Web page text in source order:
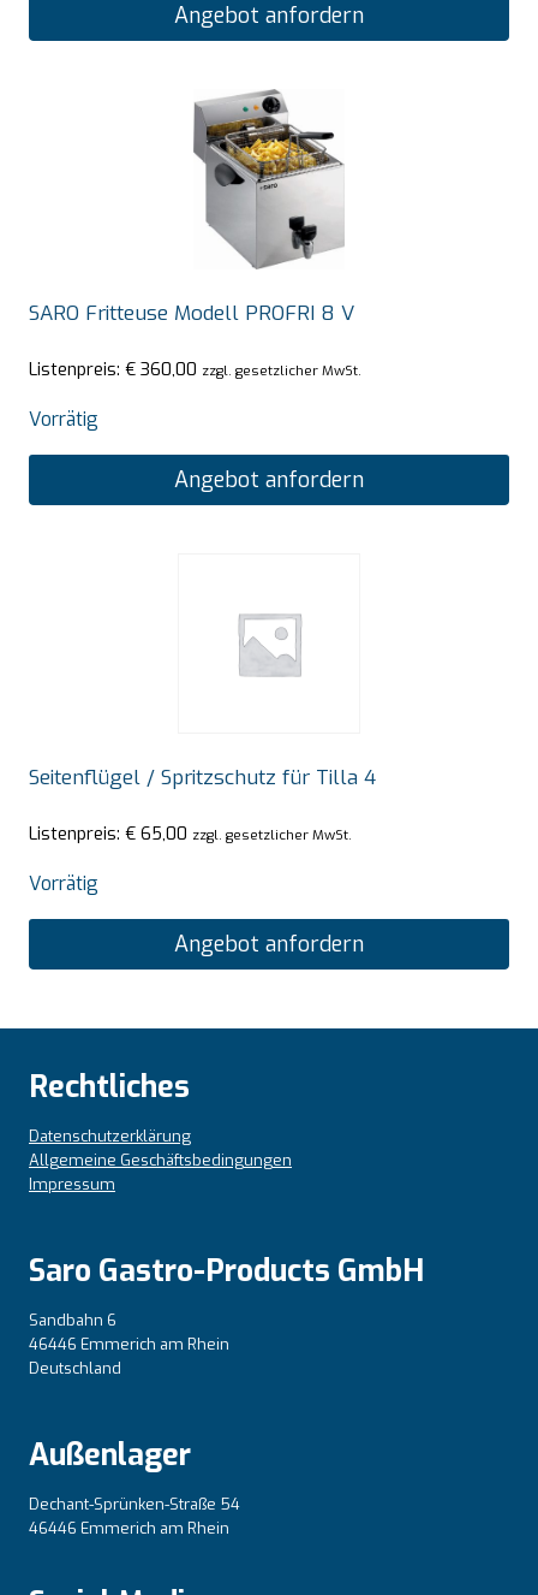
Angebot anfordern
SARO Fritteuse Modell PROFRI 8 V
Listenpreis: € 360,00 zzgl. gesetzlicher MwSt.
Vorrätig
Angebot anfordern
Seitenflügel / Spritzschutz für Tilla 4
Listenpreis: € 65,00 zzgl. gesetzlicher MwSt.
Vorrätig
Angebot anfordern
Rechtliches
Datenschutzerklärung
Allgemeine Geschäftsbedingungen
Impressum
Saro Gastro-Products GmbH
Sandbahn 6
46446 Emmerich am Rhein
Deutschland
Außenlager
Dechant-Sprünken-Straße 54
46446 Emmerich am Rhein